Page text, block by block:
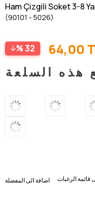
Ham Çizgili Soket 3-8
(90101 - 5026)
32 64,00
هذه السلعة
اضافة الى المفضلة قائمة الرغبات